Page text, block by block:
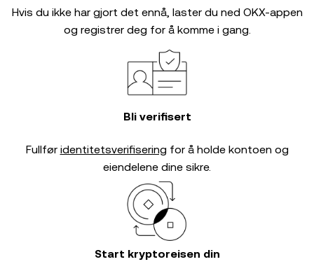
Hvis du ikke har gjort det ennå, laster du ned OKX-appen
og registrer deg for å komme i gang.
Bli verifisert
Fullfør identitetsverifisering for å holde kontoen og
eiendelene dine sikre.
Start kryptoreisen din